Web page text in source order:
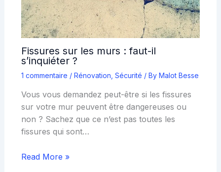
Fissures sur les murs : faut-il
s’inquiéter ?
1 commentaire / Rénovation Sécurité / By Malot Besse
Vous vous demandez peut-être si les fissures
sur votre mur peuvent être dangereuses ou
non ? Sachez que ce n’est pas toutes les
fissures qui sont…
Read More »